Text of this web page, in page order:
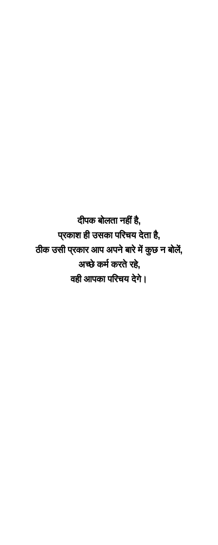
दीपक बोलता नहीं है,
प्रकाश ही उसका परिचय देता है,
ठीक उसी प्रकार आप अपने बारे में कुछ न बोलें,
अच्छे कर्म करते रहे,
वही आपका परिचय देगे।